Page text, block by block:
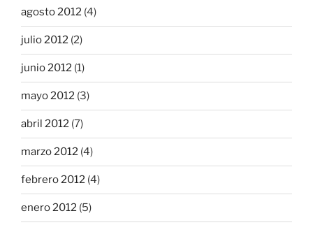
agosto 2012 (4)
julio 2012 (2)
junio 2012 (1)
mayo 2012 (3)
abril 2012 (7)
marzo 2012 (4)
febrero 2012 (4)
enero 2012 (5)